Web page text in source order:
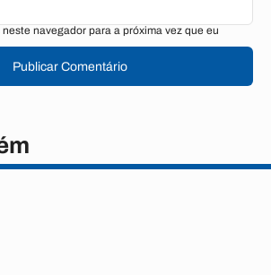
navegador para a próxima vez que eu
Publicar Comentário